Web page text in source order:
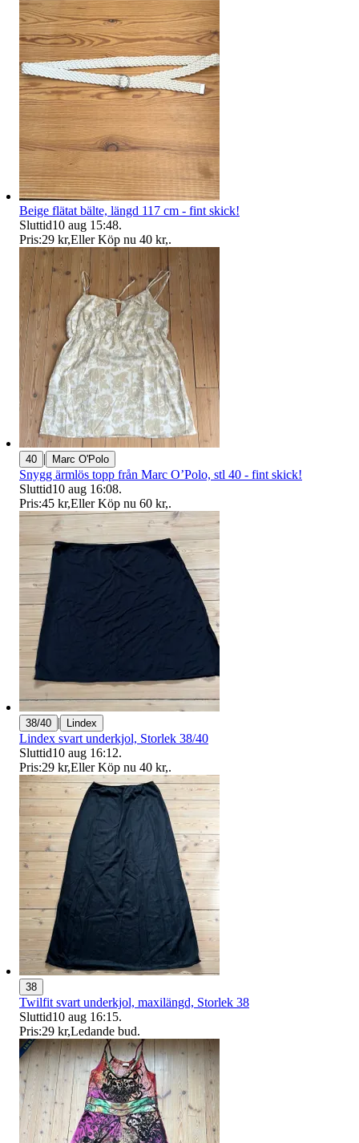
Beige flätat bälte, längd 117 cm - fint skick!
Sluttid10 aug 15:48.
Pris:29 kr,Eller Köp nu 40 kr,.
40 | Marc O'Polo
Snygg ärmlös topp från Marc O’Polo, stl 40 - fint skick!
Sluttid10 aug 16:08.
Pris:45 kr,Eller Köp nu 60 kr,.
38/40 | Lindex
Lindex svart underkjol, Storlek 38/40
Sluttid10 aug 16:12.
Pris:29 kr,Eller Köp nu 40 kr,.
38
Twilfit svart underkjol, maxilängd, Storlek 38
Sluttid10 aug 16:15.
Pris:29 kr,Ledande bud.